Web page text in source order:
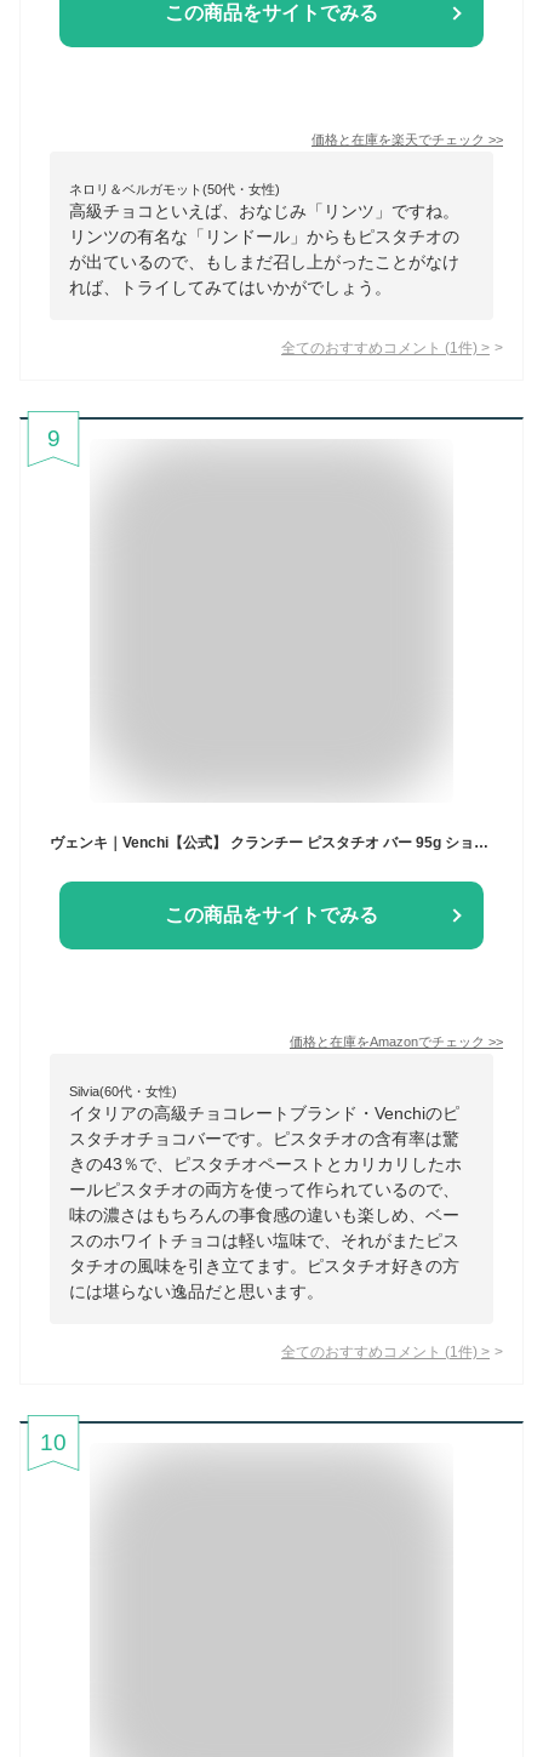
この商品をサイトでみる
価格と在庫を楽天でチェック >>
ネロリ＆ベルガモット(50代・女性)
高級チョコといえば、おなじみ「リンツ」ですね。
リンツの有名な「リンドール」からもピスタチオの
が出ているので、もしまだ召し上がったことがなけ
れば、トライしてみてはいかがでしょう。
全てのおすすめコメント (1 件) >
9
ヴェンキ｜Venchi【公式】 クランチー ピスタチオ バー 95g ショッピングバック付き ピスタチオ 含有量43％ チョコレート お礼 お祝い 内祝い 手土産 ご挨拶 お返し ギフト 詰め合わせ 手提げ袋付き ショッピングバッグ S
この商品をサイトでみる
価格と在庫をAmazonでチェック >>
Silvia(60代・女性)
イタリアの高級チョコレートブランド・Venchiのピ
スタチオチョコバーです。ピスタチオの含有率は驚
きの43％で、ピスタチオペーストとカリカリしたホ
ールピスタチオの両方を使って作られているので、
味の濃さはもちろんの事食感の違いも楽しめ、ベー
スのホワイトチョコは軽い塩味で、それがまたピス
タチオの風味を引き立てます。ピスタチオ好きの方
には堪らない逸品だと思います。
全てのおすすめコメント (1 件) >
10